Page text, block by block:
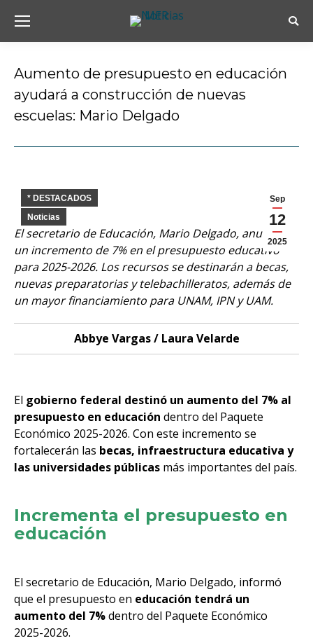
Aumento de presupuesto en educación
ayudará a construcción de nuevas
escuelas: Mario Delgado
Sep
12
2025
* DESTACADOS
Noticias
El secretario de Educación, Mario Delgado, anunció
un incremento de 7% en el presupuesto educativo
para 2025-2026. Los recursos se destinarán a becas,
nuevas preparatorias y telebachilleratos, además de
un mayor financiamiento para UNAM, IPN y UAM.
Abbye Vargas / Laura Velarde
El gobierno federal destinó un aumento del 7% al
presupuesto en educación dentro del Paquete
Económico 2025-2026. Con este incremento se
fortalecerán las becas, infraestructura educativa y
las universidades públicas más importantes del país.
Incrementa el presupuesto en
educación
El secretario de Educación, Mario Delgado, informó
que el presupuesto en educación tendrá un
aumento del 7%dentro del Paquete Económico
2025-2026.